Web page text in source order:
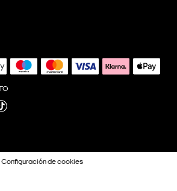
Configuración de cookies